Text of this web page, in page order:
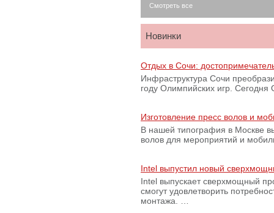
Смотреть все
Новинки
Отдых в Сочи:
Инфраструктура Сочи
году Олимпийских игр.
Изготовление пресс волов и
В нашей типография в Москве
волов для мероприятий и
Intel выпустил новый
Intel выпускает сверхмощный
смогут удовлетворить
монтажа. …